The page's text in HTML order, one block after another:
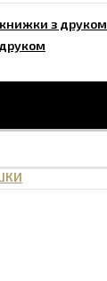
книжки з друком